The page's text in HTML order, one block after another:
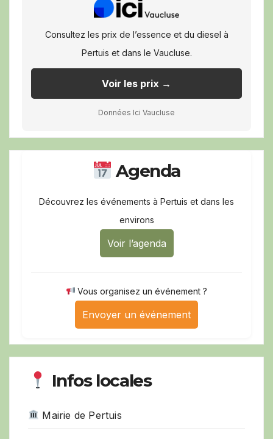
Consultez les prix de l’essence et du diesel à
Pertuis et dans le Vaucluse.
Voir les prix →
Données Ici Vaucluse
Agenda
Découvrez les événements à Pertuis et dans les
environs
Voir l’agenda
Vous organisez un événement ?
Envoyer un événement
Infos locales
Mairie de Pertuis